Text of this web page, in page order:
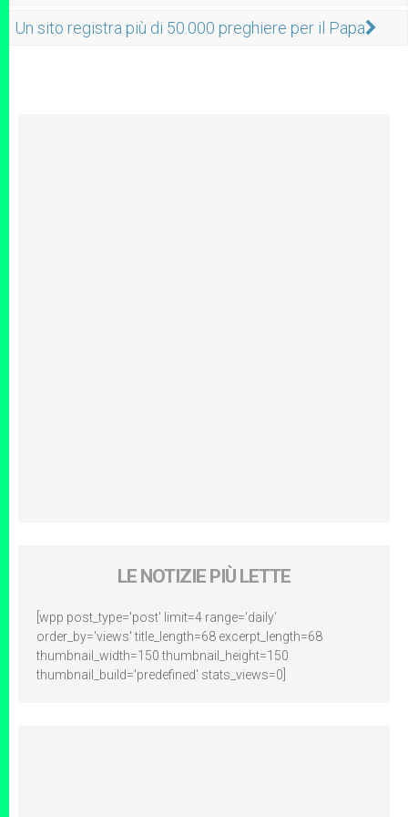
Un sito registra più di 50.000 preghiere per il Papa
LE NOTIZIE PIÙ LETTE
[wpp post_type='post' limit=4 range='daily'
order_by='views' title_length=68 excerpt_length=68
thumbnail_width=150 thumbnail_height=150
thumbnail_build='predefined' stats_views=0]